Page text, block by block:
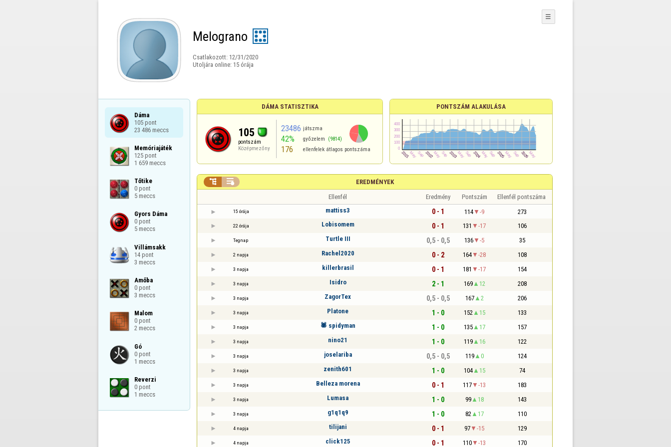
Melograno
Csatlakozott: 12/31/2020
Utoljára online: 15 órája
☰
Dáma
105 pont
23 486 meccs
Memóriajáték
125 pont
1 659 meccs
Tőtike
0 pont
5 meccs
Gyors Dáma
0 pont
5 meccs
Villámsakk
14 pont
3 meccs
Amőba
0 pont
3 meccs
Malom
0 pont
2 meccs
Gó
0 pont
1 meccs
Reverzi
0 pont
1 meccs
DÁMA STATISZTIKA
105
pontszám
Középmezőny
23486 játszma
42% győzelem (9814)
176 ellenfelek átlagos pontszáma
PONTSZÁM ALAKULÁSA
EREDMÉNYEK
 
Ellenfél Eredmény Pontszám Ellenfél pontszáma
15 órája mattiss3 0 - 1 114 -9 273
22 órája Lobisomem 0 - 1 131 -17 106
Tegnap Turtle III 0,5 - 0,5 136 -5 35
2 napja Rachel2020 0 - 2 164 -28 108
3 napja killerbrasil 0 - 1 181 -17 154
3 napja Isidro 2 - 1 169 12 208
3 napja ZagorTex 0,5 - 0,5 167 2 206
3 napja Platone 1 - 0 152 15 133
3 napja 🕷 spidyman 1 - 0 135 17 157
3 napja nino21 1 - 0 119 16 122
3 napja joselariba 0,5 - 0,5 119 0 124
3 napja zenith601 1 - 0 104 15 74
3 napja Belleza morena 0 - 1 117 -13 183
3 napja Lumasa 1 - 0 99 18 143
3 napja g1q1q9 1 - 0 82 17 110
4 napja tilijani 0 - 1 97 -15 129
4 napja click125 0 - 1 110 -13 170